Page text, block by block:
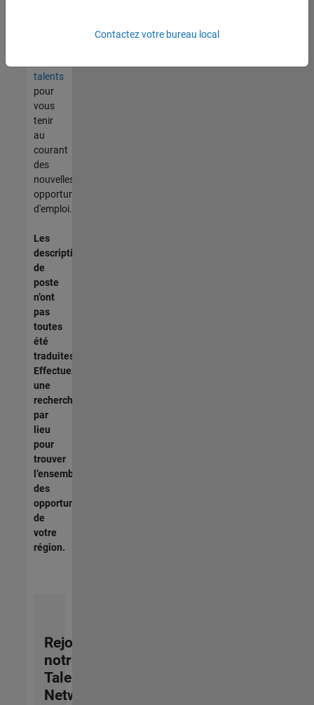
talents
pour
vous
tenir
au
courant
des
nouvelles
opportunités
d'emploi.
Les
descriptions
de
poste
n’ont
pas
toutes
été
traduites.
Effectuez
une
recherche
par
lieu
pour
trouver
l’ensemble
des
opportunités
de
votre
région.
Rejoignez
notre
Talent
Network
Contactez votre bureau local